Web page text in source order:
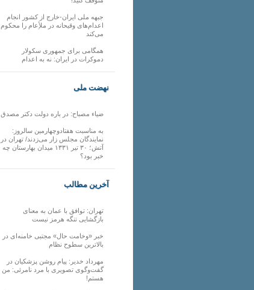
جبهه ملی ایران-خارج از کشور انجام
اعدام‌های وقیحانه در ملأِعام را محکوم
می‌کند
همگامی برای جمهوری سکولار
دموکرات در ایران: نه به اعدام
نهضت ملی
ضیاء مصباح: در باره دولت دکتر مصدق
به مناسبت هفتادوچهارمین سالروز:
نمایندگان مجلس زار می‌زدند/ تهران در
آتش؛ ۳۰ تیر ۱۳۳۱ میدان بهارستان چه
خبر بود؟
آخرین مطالب
تهران: توافق با عمان به معنای
بازگشایی تنگه هرمز نیست
خبر «وخامت حال» مجتبی خامنه‌ای در
بالاترین سطوح نظام
مهرداد خدیر: پیام روشن پزشکیان در
گفت‌و‌گوی تصویری با مرد نامرئی: من
هستم!